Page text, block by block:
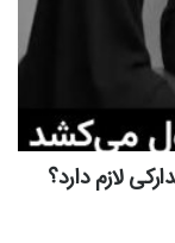
لازم دارد؟